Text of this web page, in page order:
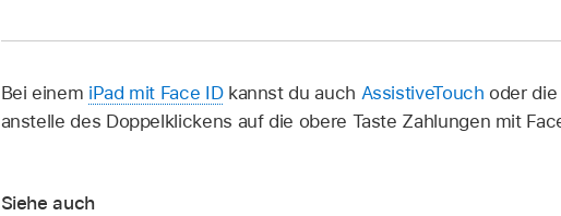
Bei einem iPad mit Face IDkannst du auch AssistiveTouch oder die
anstelle des Doppelklickens auf die obere Taste Zahlungen mit
Siehe auch